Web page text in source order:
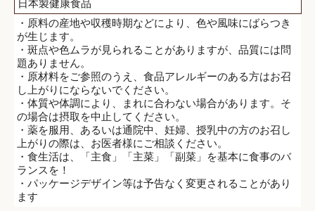
日本製健康食品
・原料の産地や収穫時期などにより、色や風味にばらつき
が生じます。
・斑点や色ムラが見られることがありますが、品質には問
題ありません。
・原材料をご参照のうえ、食品アレルギーのある方はお召
し上がりにならないでください。
・体質や体調により、まれに合わない場合があります。そ
の場合は摂取を中止してください。
・薬を服用、あるいは通院中、妊婦、授乳中の方のお召し
上がりの際は、お医者様にご相談ください。
・食生活は、「主食」「主菜」「副菜」を基本に食事のバ
ランスを！
・パッケージデザイン等は予告なく変更されることがあり
ます